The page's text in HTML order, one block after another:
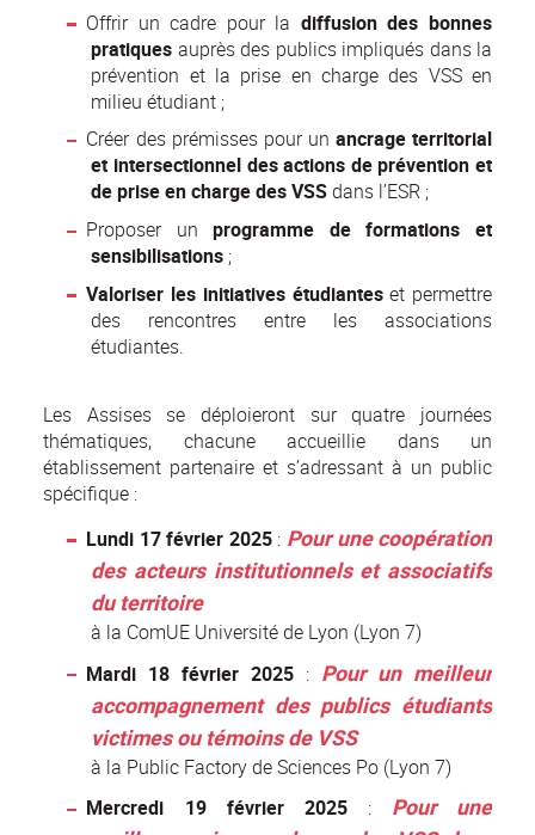
Offrir un cadre pour la diffusion des bonnes
pratiques auprès des publics impliqués dans la
prévention et la prise en charge des VSS en
milieu étudiant ;
Créer des prémisses pour un ancrage territorial
et intersectionnel des actions de prévention et
de prise en charge des VSSdans l’ESR ;
Proposer unprogramme de formations et
sensibilisations ;
Valoriser les initiatives étudianteset permettre
des rencontres entre les associations
étudiantes.
Les Assises se déploieront sur quatre journées
thématiques, chacune accueillie dans un
établissement partenaire et s’adressant à un public
spécifique :
Lundi 17 février 2025: Pour une coopération
des acteurs institutionnels et associatifs
du territoire
à la ComUE Université de Lyon (Lyon 7)
Mardi 18 février 2025 : Pour un meilleur
accompagnement des publics étudiants
victimes ou témoins de VSS
à la Public Factory de Sciences Po (Lyon 7)
Mercredi 19 février 2025 : Pour une